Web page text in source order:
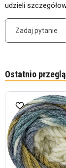
udzieli
Zadaj pytanie
Ostatnio